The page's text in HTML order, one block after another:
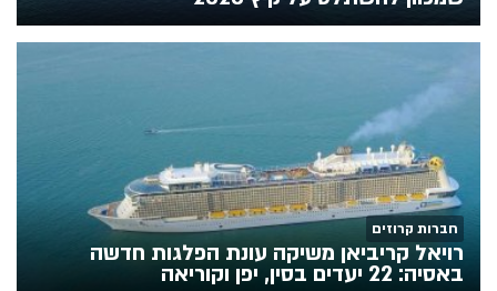
חברות קרוזים
רויאל קריביאן משיקה עונת הפלגות חדשה
באסיה: 22 יעדים בסין, יפן וקוריאה